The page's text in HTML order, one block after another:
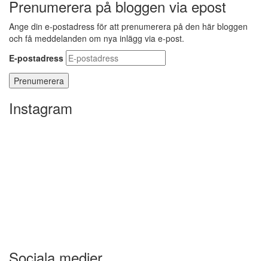
Prenumerera på bloggen via epost
Ange din e-postadress för att prenumerera på den här bloggen
och få meddelanden om nya inlägg via e-post.
E-postadress
Instagram